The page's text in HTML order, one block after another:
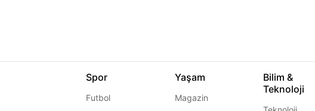
Spor
Futbol
Yaşam
Magazin
Bilim &
Teknoloji